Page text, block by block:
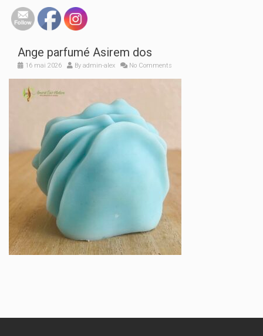
Ange parfumé Asirem dos
16 mai 2026 By admin-alex No Comments